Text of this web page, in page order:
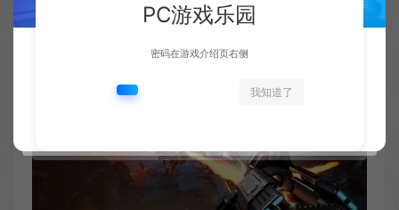
PC游戏乐园
密码在游戏介绍页右侧
我知道了